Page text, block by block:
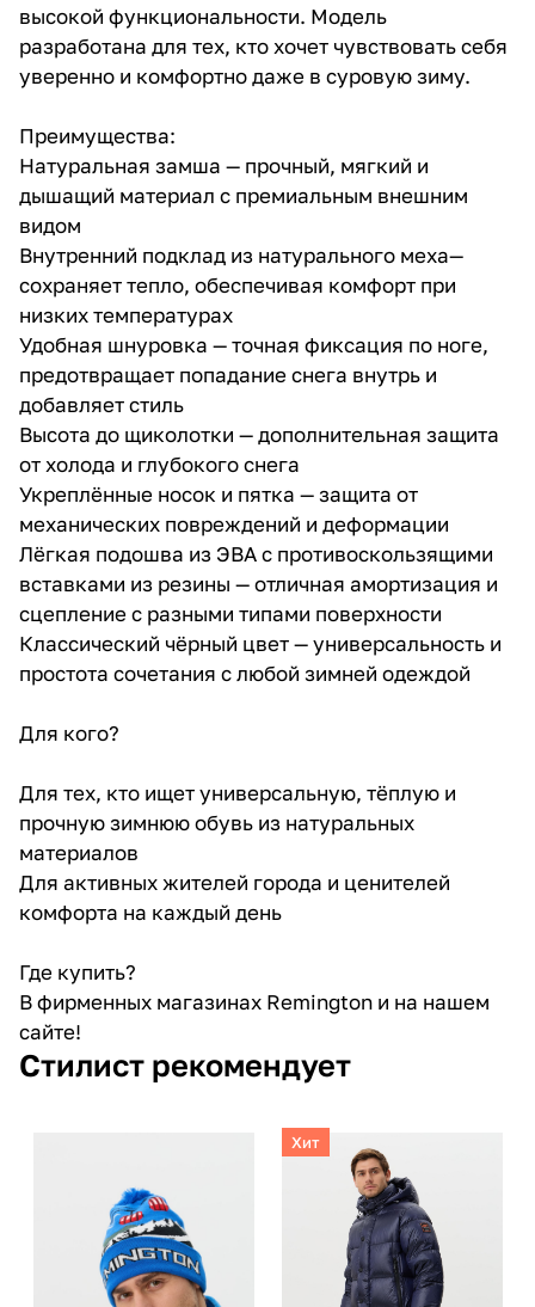
высокой функциональности. Модель
разработана для тех, кто хочет чувствовать себя
уверенно и комфортно даже в суровую зиму.
Преимущества:
Натуральная замша — прочный, мягкий и
дышащий материал с премиальным внешним
видом
Внутренний подклад из натурального меха—
сохраняет тепло, обеспечивая комфорт при
низких температурах
Удобная шнуровка — точная фиксация по ноге,
предотвращает попадание снега внутрь и
добавляет стиль
Высота до щиколотки — дополнительная защита
от холода и глубокого снега
Укреплённые носок и пятка — защита от
механических повреждений и деформации
Лёгкая подошва из ЭВА с противоскользящими
вставками из резины — отличная амортизация и
сцепление с разными типами поверхности
Классический чёрный цвет — универсальность и
простота сочетания с любой зимней одеждой
Для кого?
Для тех, кто ищет универсальную, тёплую и
прочную зимнюю обувь из натуральных
материалов
Для активных жителей города и ценителей
комфорта на каждый день
Где купить?
В фирменных магазинах Remington и на нашем
сайте!
Стилист рекомендует
Хит